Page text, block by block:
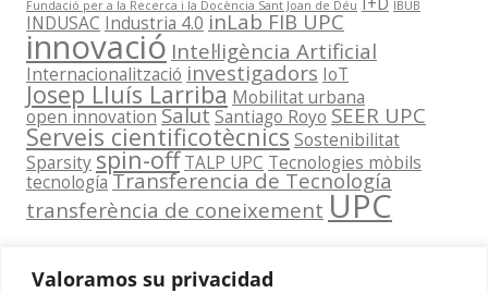
Valoramos su privacidad
Fundació per a la Recerca i la Docència Sant Joan de Déu IBUB
INDUSAC Industria 4.0 inLab FIB UPC
innovació Intel·ligència Artificial
Internacionalització investigadors IoT
Josep Lluís Larriba Mobilitat urbana
open innovation SalutSantiago Royo SEER UPC
Serveis cientificotècnics Sostenibilitat
Sparsityspin-off TALP UPC Tecnologies mòbils
tecnología Transferencia de Tecnología
transferència de coneixement UPC